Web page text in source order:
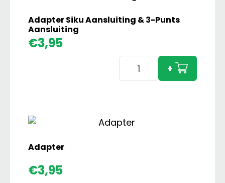
Adapter Siku Aansluiting & 3-Punts
Aansluiting
€3,95
Adapter
3-
+
Adapter
€3,95